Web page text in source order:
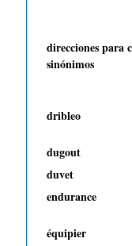
direcciones para
sinónimos
dribleo
dugout
duvet
endurance
équipier